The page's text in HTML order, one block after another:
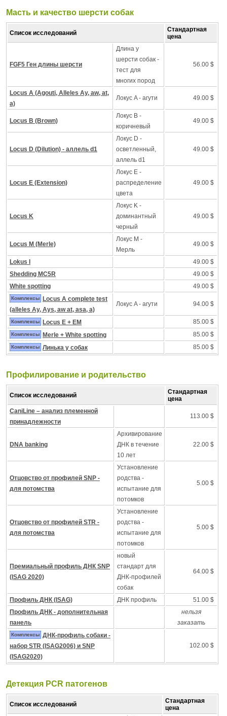
Масть и качество шерсти собак
Список исследований
Стандартная
цена
FGF5 Ген длины шерсти
Длина у
шерсти собак -
тест для
многих пород
56.00 $
Locus A (Agouti, Alleles Ay, aw, at,
a)
Локус A - агути 49.00 $
Locus B (Brown)
Локус B -
коричневый
49.00 $
Locus D (Dilution) - аллель d1
Локус D -
осветленный,
аллель d1
49.00 $
Locus E (Extension)
Локус Е -
распределение
цвета
49.00 $
Locus K
Локус K -
доминантный
черный
49.00 $
Locus M (Merle)
Локус M -
Mерль
49.00 $
Lokus I
49.00 $
Shedding MC5R
49.00 $
White spotting
49.00 $
Комплексы
Locus A complete test
(alleles Ay, Ays, aw at, asa, a)
Локус A - агути 94.00 $
Комплексы Locus E + EM 85.00 $
Комплексы Merle + White spotting 85.00 $
Комплексы Линька у собак 85.00 $
Профилирование и pодительство
Список исследований
Стандартная
цена
CaniLine – анализ племенной
принадлежности
113.00 $
DNA banking
Архивирование
ДНК в течение
10 лет
22.00 $
Отцовство от профилей SNP -
для потомства
Установление
родства -
испытание для
потомков
5.00 $
Отцовство от профилей STR -
для потомства
Установление
родства -
испытание для
потомков
5.00 $
Премиальный профиль ДНК SNP
(ISAG 2020)
новый
стандарт для
ДНК-профилей
собак
64.00 $
Профиль ДНК (ISAG) ДНК профиль
51.00 $
Профиль ДНК - дополнительная
панель
нельзя
заказать
Комплексы ДНК-профиль собаки -
набор STR (ISAG2006) и SNP
(ISAG2020)
102.00 $
Детекция PCR патогенов
Список исследований
Стандартная
цена